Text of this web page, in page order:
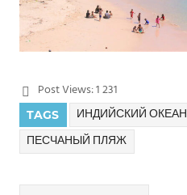
Post Views:1 231
TAGS ИНДИЙСКИЙ ОКЕАН
ПЕСЧАНЫЙ ПЛЯЖ